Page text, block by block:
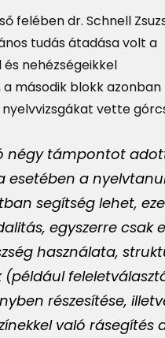
felében dr. Schnell
tudás átadása volt a
és nehézségeikkel
második blokk azonban
vette
négy támpontot
esetében a
segítség lehet,
egyszerre csak
használata,
részesítése,
való rásegítés